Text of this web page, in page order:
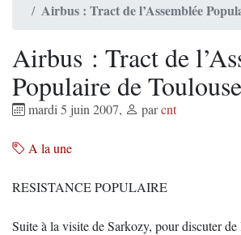
Airbus : Tract de l’Assemblée
Airbus : Tract de
Populaire de Toulouse
mardi 5 juin 2007, parcnt
A la une
RESISTANCE POPULAIRE
Suite à la visite de Sarkozy, pour discuter de